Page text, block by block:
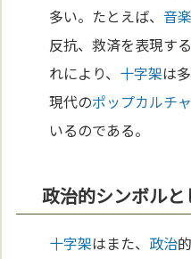
多い。たとえば、音
反抗、救済を表現する
れにより、 十字架は
現代のポップカルチ
いるのである。
政治的シンボル
十字架はまた、 政治